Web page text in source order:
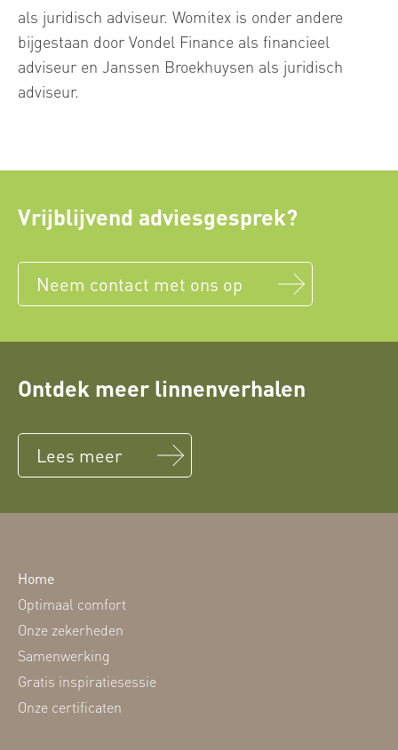
als juridisch adviseur. Womitex is onder andere
bijgestaan door Vondel Finance als financieel
adviseur en Janssen Broekhuysen als juridisch
adviseur.
Vrijblijvend adviesgesprek?
Neem contact met ons op
Ontdek meer linnenverhalen
Lees meer
Home
Optimaal comfort
Onze zekerheden
Samenwerking
Gratis inspiratiesessie
Onze certificaten